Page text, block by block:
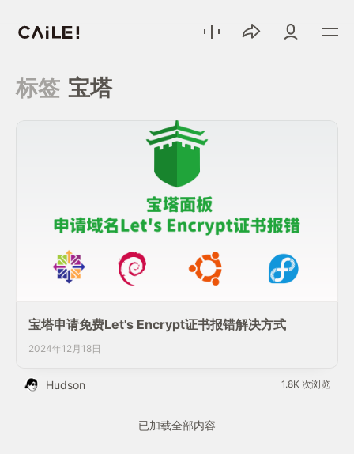
标签 宝塔
宝塔申请免费Let's Encrypt证书报错解决方式
2024年12月18日
Hudson 1.8K 次浏览
已加载全部内容